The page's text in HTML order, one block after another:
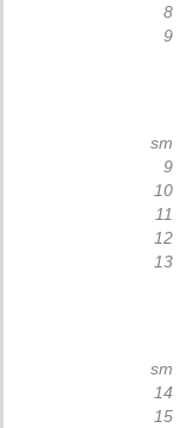
8
9
sm
9
10
11
12
13
sm
14
15